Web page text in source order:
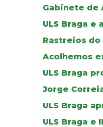
Gabinete de
ULS Braga
Rastreios do
Acolhemos
ULS Braga
Jorge
ULS Braga
ULS Braga e